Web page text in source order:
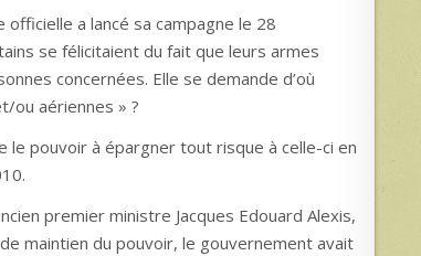
a lancé sa campagne le 28
se félicitaient du fait que leurs armes
concernées. Elle se demande d’où
ou aériennes » ?
le pouvoir à épargner tout risque à celle-ci en
premier ministre Jacques Edouard Alexis,
maintien du pouvoir, le gouvernement avait